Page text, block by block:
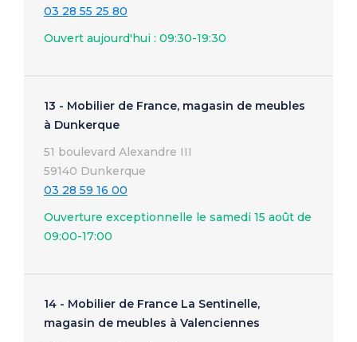
03 28 55 25 80
Ouvert aujourd'hui : 09:30-19:30
13 - Mobilier de France, magasin de meubles
à Dunkerque
51 boulevard Alexandre III
59140 Dunkerque
03 28 59 16 00
Ouverture exceptionnelle le samedi 15 août de
09:00-17:00
14 - Mobilier de France La Sentinelle,
magasin de meubles à Valenciennes